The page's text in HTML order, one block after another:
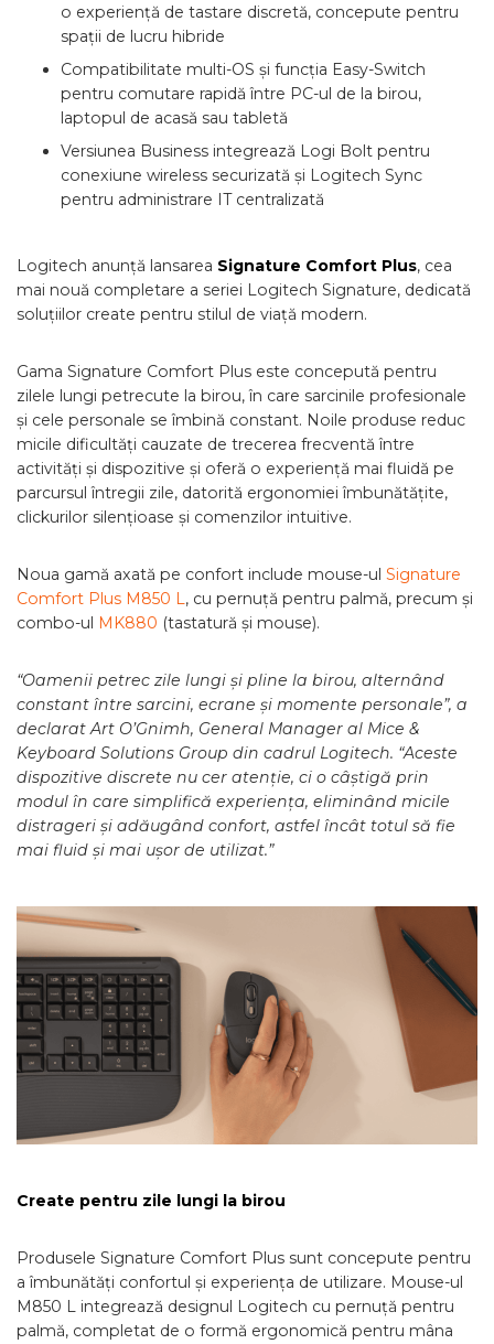
o experiență de tastare discretă, concepute pentru
spații de lucru hibride
Compatibilitate multi-OS și funcția Easy-Switch
pentru comutare rapidă între PC-ul de la birou,
laptopul de acasă sau tabletă
Versiunea Business integrează Logi Bolt pentru
conexiune wireless securizată și Logitech Sync
pentru administrare IT centralizată
Logitech anunță lansarea Signature Comfort Plus, cea
mai nouă completare a seriei Logitech Signature, dedicată
soluțiilor create pentru stilul de viață modern.
Gama Signature Comfort Plus este concepută pentru
zilele lungi petrecute la birou, în care sarcinile profesionale
și cele personale se îmbină constant. Noile produse reduc
micile dificultăți cauzate de trecerea frecventă între
activități și dispozitive și oferă o experiență mai fluidă pe
parcursul întregii zile, datorită ergonomiei îmbunătățite,
clickurilor silențioase și comenzilor intuitive.
Noua gamă axată pe confort include mouse-ul Signature
Comfort Plus M850 L, cu pernuță pentru palmă, precum și
combo-ul MK880 (tastatură și mouse).
“Oamenii petrec zile lungi și pline la birou, alternând
constant între sarcini, ecrane și momente personale”, a
declarat Art O’Gnimh, General Manager al Mice &
Keyboard Solutions Group din cadrul Logitech. “Aceste
dispozitive discrete nu cer atenție, ci o câștigă prin
modul în care simplifică experiența, eliminând micile
distrageri și adăugând confort, astfel încât totul să fie
mai fluid și mai ușor de utilizat.”
Create pentru zile lungi la birou
Produsele Signature Comfort Plus sunt concepute pentru
a îmbunătăți confortul și experiența de utilizare. Mouse-ul
M850 L integrează designul Logitech cu pernuță pentru
palmă, completat de o formă ergonomică pentru mâna